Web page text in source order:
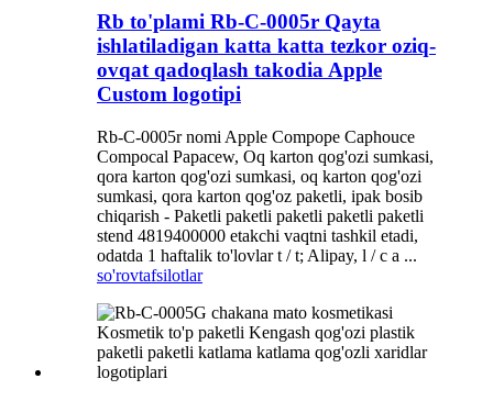
Rb to'plami Rb-C-0005r Qayta
ishlatiladigan katta katta tezkor oziq-
ovqat qadoqlash takodia Apple
Custom logotipi
Rb-C-0005r nomi Apple Compope Caphouce
Compocal Papacew, Oq karton qog'ozi sumkasi,
qora karton qog'ozi sumkasi, oq karton qog'ozi
sumkasi, qora karton qog'oz paketli, ipak bosib
chiqarish - Paketli paketli paketli paketli paketli
stend 4819400000 etakchi vaqtni tashkil etadi,
odatda 1 haftalik to'lovlar t / t; Alipay, l / c a ...
so'rovtafsilotlar